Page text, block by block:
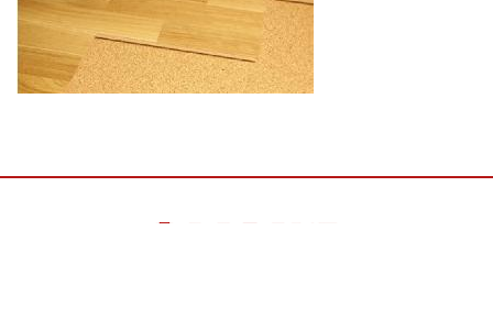
PRO IZO ROLL
ПРОБКОВАЯ ПОДЛОЖКА